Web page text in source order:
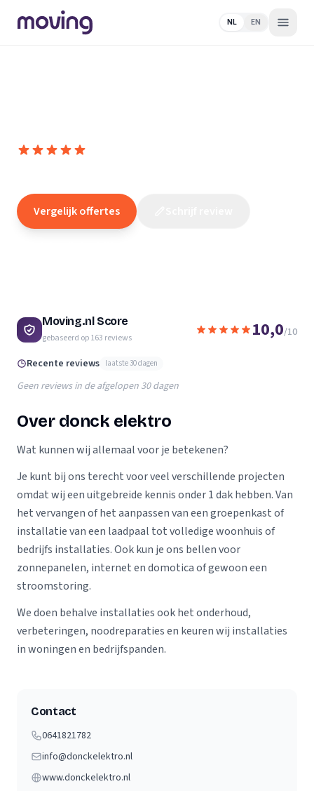
NL EN
Vergelijk offertes
Moving.nl Score
gebaseerd op163 reviews 10,0/10
Recente reviews laatste 30 dagen
Geen reviews in de afgelopen 30 dagen
Over donck elektro
Wat kunnen wij allemaal voor je betekenen?
Je kunt bij ons terecht voor veel verschillende projecten
omdat wij een uitgebreide kennis onder 1 dak hebben. Van
het vervangen of het aanpassen van een groepenkast of
installatie van een laadpaal tot volledige woonhuis of
bedrijfs installaties. Ook kun je ons bellen voor
zonnepanelen, internet en domotica of gewoon een
stroomstoring.
We doen behalve installaties ook het onderhoud,
verbeteringen, noodreparaties en keuren wij installaties
in woningen en bedrijfspanden.
Contact
0641821782
info@donckelektro.nl
www.donckelektro.nl